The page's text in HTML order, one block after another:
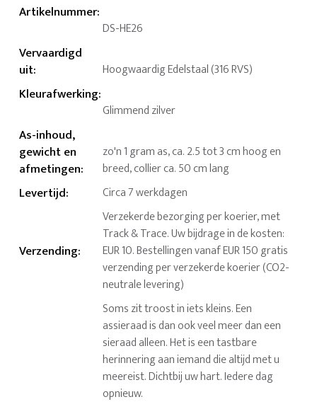
Artikelnummer:
DS-HE26
Vervaardigd
uit: Hoogwaardig Edelstaal (316 RVS)
Kleurafwerking:
Glimmend zilver
As-inhoud,
gewicht en
afmetingen:
zo'n 1 gram as, ca. 2.5 tot 3 cm hoog en
breed, collier ca. 50 cm lang
Levertijd: Circa 7 werkdagen
Verzending:
Verzekerde bezorging per koerier, met
Track & Trace. Uw bijdrage in de kosten:
EUR 10. Bestellingen vanaf EUR 150 gratis
verzending per verzekerde koerier (CO2-
neutrale levering)
Soms zit troost in iets kleins. Een
assieraad is dan ook veel meer dan een
sieraad alleen. Het is een tastbare
herinnering aan iemand die altijd met u
meereist. Dichtbij uw hart. Iedere dag
opnieuw.